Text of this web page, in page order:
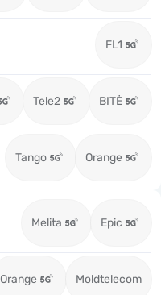
FL1
Tele2 BITĖ
Tango Orange
Melita Epic
Orange Moldtelecom